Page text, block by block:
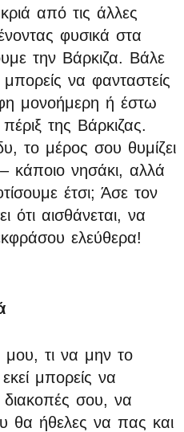
από τις άλλες
φυσικά στα
την Βάρκιζα. Βάλε
να φανταστείς
μονοήμερη ή έστω
της Βάρκιζας.
το μέρος σου θυμίζει
κάποιο νησάκι, αλλά
έτσι; Άσε τον
ότι αισθάνεται, να
ελεύθερα!
τι να μην το
μπορείς να
διακοπές σου, να
θα ήθελες να πας και